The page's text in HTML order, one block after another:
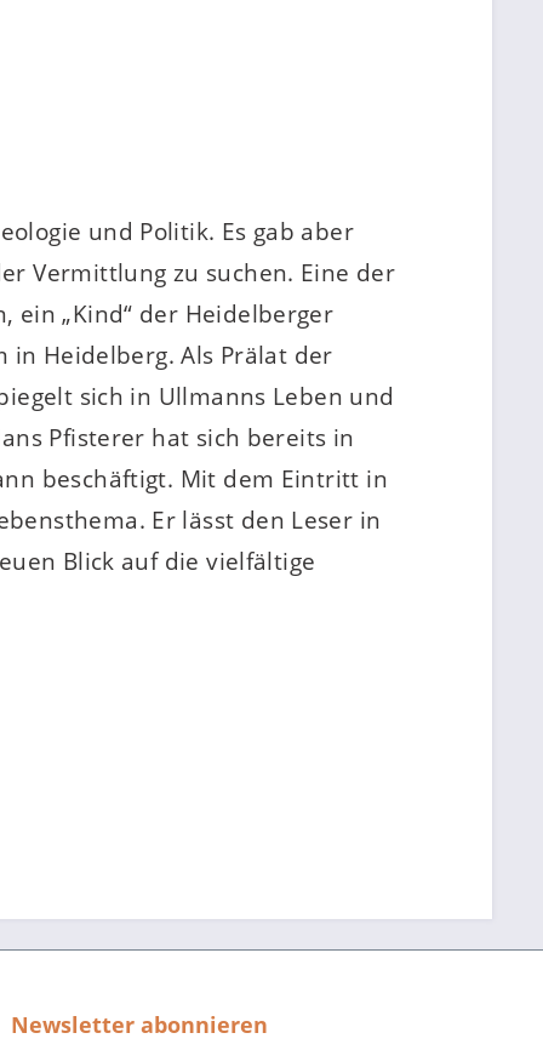
und Politik. Es gab aber
Vermittlung zu suchen. Eine der
ein „Kind“ der Heidelberger
in Heidelberg. Als Prälat der
sich in Ullmanns Leben und
Pfisterer hat sich bereits in
beschäftigt. Mit dem Eintritt in
Er lässt den Leser in
Blick auf die vielfältige
Newsletter abonnieren